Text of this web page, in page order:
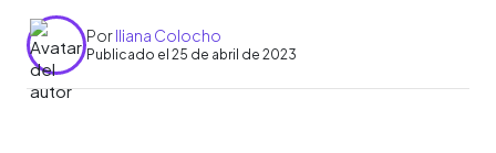
PorIliana Colocho
Publicado el 25 de abril de 2023